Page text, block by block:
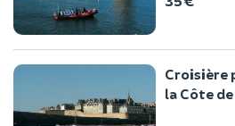
Croisière
la Côte